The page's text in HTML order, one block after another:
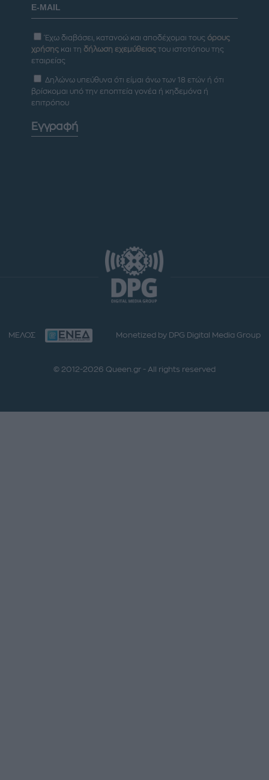
Έχω διαβάσει, κατανοώ και αποδέχομαι τους όρους
χρήσης και τη δήλωση εχεμύθειας του ιστοτόπου της
εταιρείας
Δηλώνω υπεύθυνα ότι είμαι άνω των 18 ετών ή ότι
βρίσκομαι υπό την εποπτεία γονέα ή κηδεμόνα ή
επιτρόπου
Εγγραφή
ΜΕΛΟΣ Monetized by DPG Digital Media Group
© 2012-2026 Queen.gr - All rights reserved